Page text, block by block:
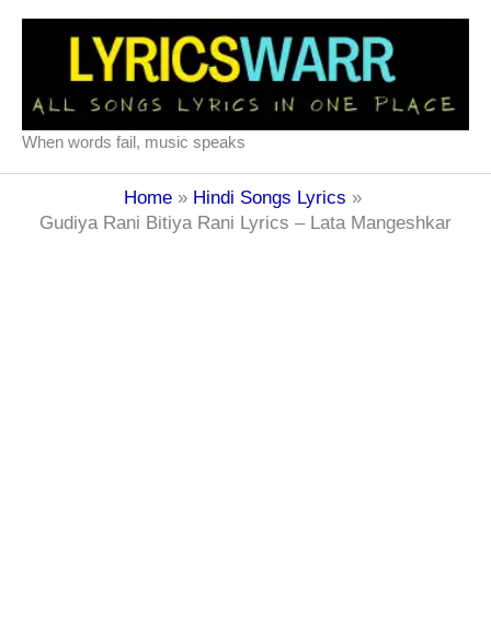
Skip
When words fail, music speaks
Home
Hindi Songs Lyrics
Gudiya Rani Bitiya Rani Lyrics – Lata Mangeshkar